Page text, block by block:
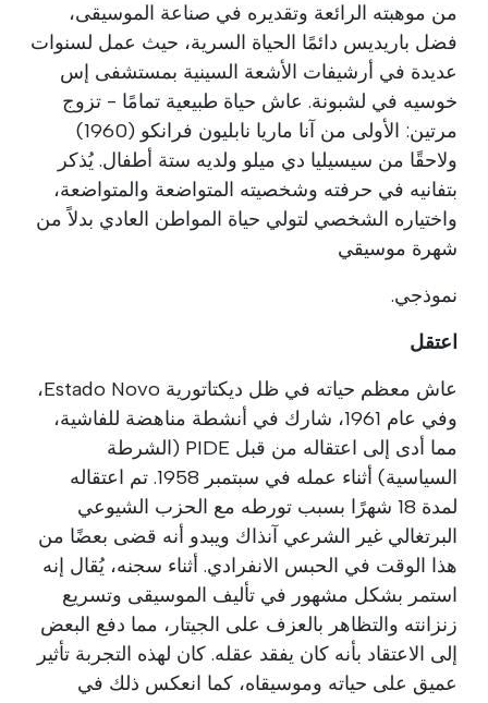
من موهبته الرائعة وتقديره في صناعة الموسيقى،
فضل باريديس دائمًا الحياة السرية، حيث عمل لسنوات
عديدة في أرشيفات الأشعة السينية بمستشفى إس
خوسيه في لشبونة. عاش حياة طبيعية تمامًا - تزوج
مرتين: الأولى من آنا ماريا نابليون فرانكو (1960)
ولاحقًا من سيسيليا دي ميلو ولديه ستة أطفال. يُذكر
بتفانيه في حرفته وشخصيته المتواضعة والمتواضعة،
واختياره الشخصي لتولي حياة المواطن العادي بدلاً من
شهرة موسيقي
نموذجي.
اعتقل
عاش معظم حياته في ظل ديكتاتورية Estado Novo،
وفي عام 1961، شارك في أنشطة مناهضة للفاشية،
مما أدى إلى اعتقاله من قبل PIDE (الشرطة
السياسية) أثناء عمله في سبتمبر 1958. تم اعتقاله
لمدة 18 شهرًا بسبب تورطه مع الحزب الشيوعي
البرتغالي غير الشرعي آنذاك ويبدو أنه قضى بعضًا من
هذا الوقت في الحبس الانفرادي. أثناء سجنه، يُقال إنه
استمر بشكل مشهور في تأليف الموسيقى وتسريع
زنزانته والتظاهر بالعزف على الجيتار، مما دفع البعض
إلى الاعتقاد بأنه كان يفقد عقله. كان لهذه التجربة تأثير
عميق على حياته وموسيقاه، كما انعكس ذلك في